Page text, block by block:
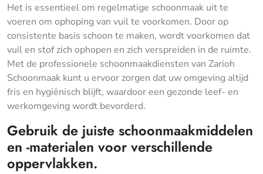
Het is essentieel om regelmatige schoonmaak uit te
voeren om ophoping van vuil te voorkomen. Door op
consistente basis schoon te maken, wordt voorkomen dat
vuil en stof zich ophopen en zich verspreiden in de ruimte.
Met de professionele schoonmaakdiensten van Zarioh
Schoonmaak kunt u ervoor zorgen dat uw omgeving altijd
fris en hygiënisch blijft, waardoor een gezonde leef- en
werkomgeving wordt bevorderd.
Gebruik de juiste schoonmaakmiddelen
en -materialen voor verschillende
oppervlakken.